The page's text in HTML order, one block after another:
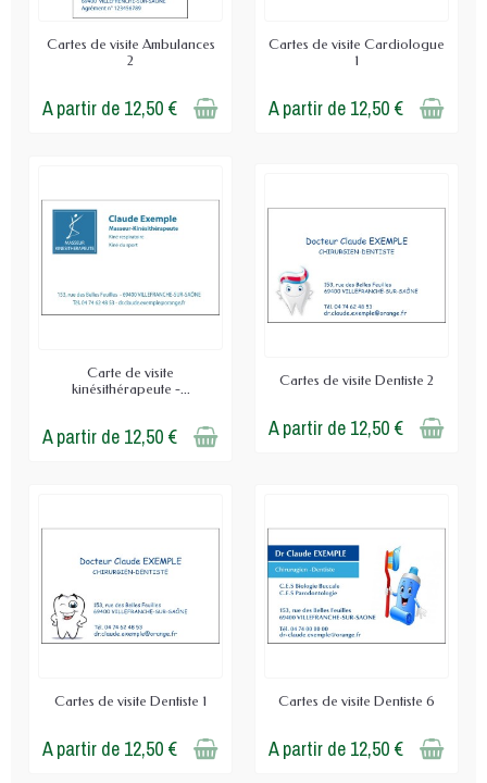
Cartes de visite Ambulances
2
A partir de 12,50 €
Cartes de visite Cardiologue
1
A partir de 12,50 €
Carte de visite
kinésithérapeute -...
A partir de 12,50 €
Cartes de visite Dentiste 2
A partir de 12,50 €
Cartes de visite Dentiste 1
A partir de 12,50 €
Cartes de visite Dentiste 6
A partir de 12,50 €